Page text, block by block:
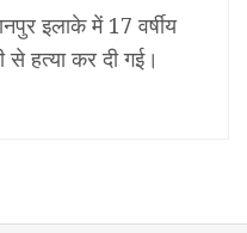
इलाके में 17 वर्षीय
से हत्या कर दी गई।